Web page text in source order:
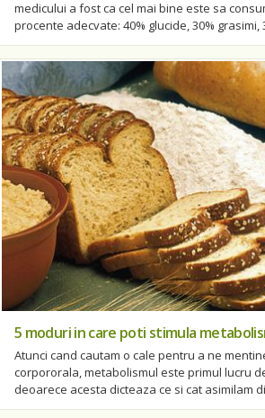
medicului a fost ca cel mai bine este sa
procente adecvate: 40% glucide, 30% grasimi,
5 moduri in care poti stimula
Atunci cand cautam o cale pentru a ne
corpororala, metabolismul este primul lucru
deoarece acesta dicteaza ce si cat asimilam